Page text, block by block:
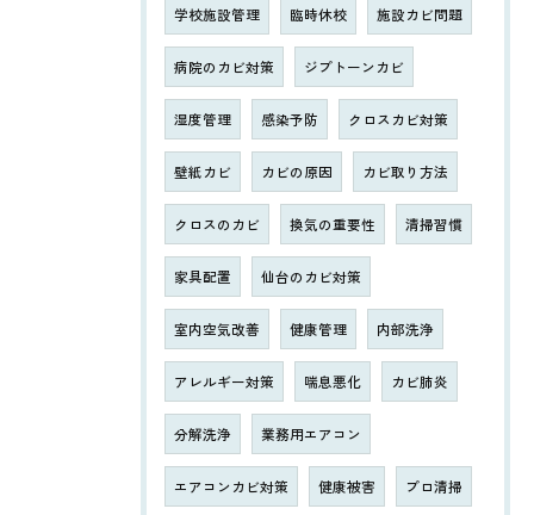
学校施設管理 臨時休校 施設カビ問題
病院のカビ対策 ジプトーンカビ
湿度管理 感染予防 クロスカビ対策
壁紙カビ カビの原因 カビ取り方法
クロスのカビ 換気の重要性 清掃習慣
家具配置 仙台のカビ対策
室内空気改善 健康管理 内部洗浄
アレルギー対策 喘息悪化 カビ肺炎
分解洗浄 業務用エアコン
エアコンカビ対策 健康被害 プロ清掃